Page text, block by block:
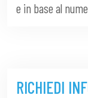
e in base al
RICHIEDI